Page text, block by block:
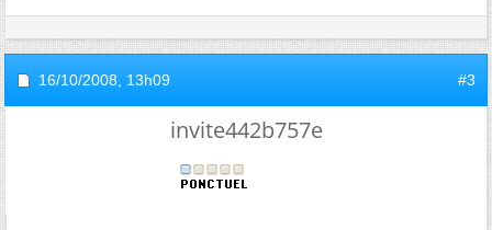
16/10/2008, 13h09 #3
invite442b757e